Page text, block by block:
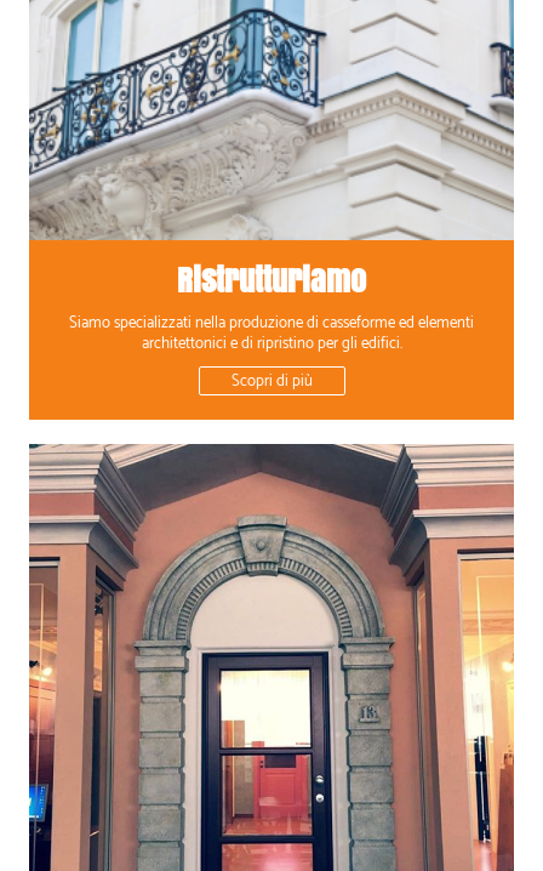
Ristrutturiamo
Siamo specializzati nella produzione di casseforme ed elementi
architettonici e di ripristino per gli edifici.
Scopri di più